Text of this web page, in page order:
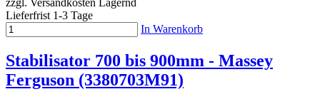
zzgl. Versandkosten Lagernd
Lieferfrist 1-3 Tage
In Warenkorb
Stabilisator 700 bis 900mm - Massey
Ferguson (3380703M91)